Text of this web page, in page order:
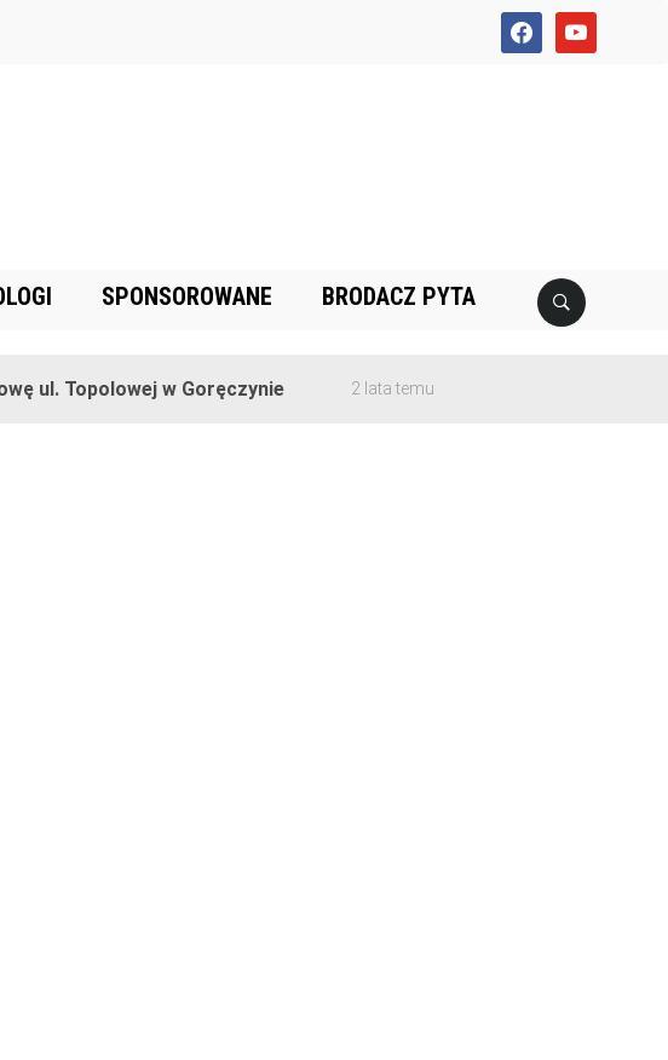
facebookyoutube
SPONSOROWANE BRODACZ PYTA
ul. Topolowej w Goręczynie 2 lata temu